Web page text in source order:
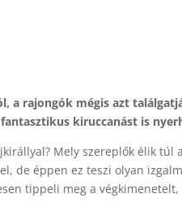
a rajongók mégis azt
kiruccanást is
Mely szereplők élik túl
de éppen ez teszi olyan
tippeli meg a végkimenetelt,